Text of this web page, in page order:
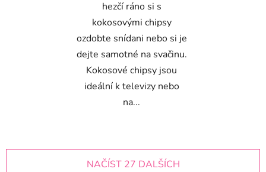
hezčí ráno si s
kokosovými chipsy
ozdobte snídani nebo si je
dejte samotné na svačinu.
Kokosové chipsy jsou
ideální k televizy nebo
na...
NAČÍST 27 DALŠÍCH